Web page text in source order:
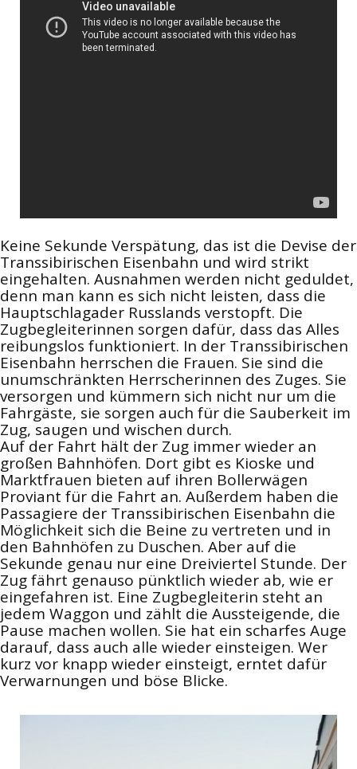
Keine Sekunde Verspätung, das ist die Devise der
Transsibirischen Eisenbahn und wird strikt
eingehalten. Ausnahmen werden nicht geduldet,
denn man kann es sich nicht leisten, dass die
Hauptschlagader Russlands verstopft. Die
Zugbegleiterinnen sorgen dafür, dass das Alles
reibungslos funktioniert. In der Transsibirischen
Eisenbahn herrschen die Frauen. Sie sind die
unumschränkten Herrscherinnen des Zuges. Sie
versorgen und kümmern sich nicht nur um die
Fahrgäste, sie sorgen auch für die Sauberkeit im
Zug, saugen und wischen durch.
Auf der Fahrt hält der Zug immer wieder an
großen Bahnhöfen. Dort gibt es Kioske und
Marktfrauen bieten auf ihren Bollerwägen
Proviant für die Fahrt an. Außerdem haben die
Passagiere der Transsibirischen Eisenbahn die
Möglichkeit sich die Beine zu vertreten und in
den Bahnhöfen zu Duschen. Aber auf die
Sekunde genau nur eine Dreiviertel Stunde. Der
Zug fährt genauso pünktlich wieder ab, wie er
eingefahren ist. Eine Zugbegleiterin steht an
jedem Waggon und zählt die Aussteigende, die
Pause machen wollen. Sie hat ein scharfes Auge
darauf, dass auch alle wieder einsteigen. Wer
kurz vor knapp wieder einsteigt, erntet dafür
Verwarnungen und böse Blicke.